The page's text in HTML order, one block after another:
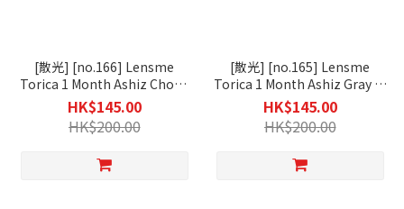
[散光] [no.166] Lensme
Torica 1 Month Ashiz Choco
月拋彩妝隱形眼鏡｜每盒2片
HK$145.00
HK$200.00
[散光] [no.165] Lensme
Torica 1 Month Ashiz Gray 月
拋彩妝隱形眼鏡｜每盒2片
HK$145.00
HK$200.00